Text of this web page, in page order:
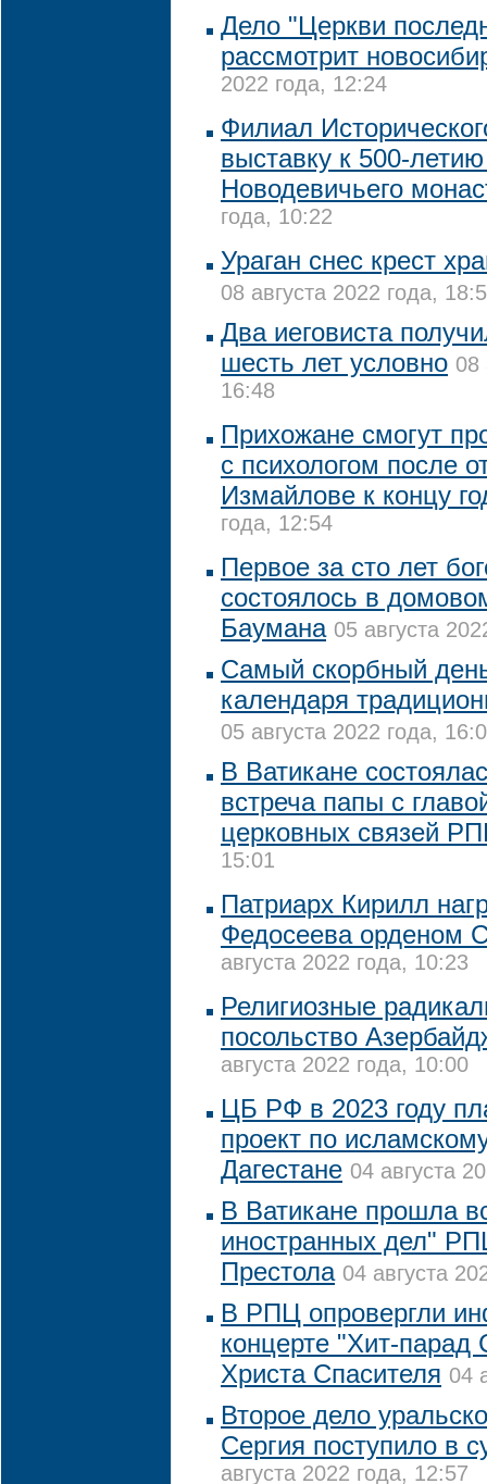
Дело "Церкви
рассмотрит
2022 года, 12:24
Филиал
выставку к 500-
Новодевичьего
года, 10:22
Ураган снес крест
08 августа 2022 года,
Два иеговиста
шесть лет условно 08
16:48
Прихожане смогут
с психологом после
Измайлове к концу
года, 12:54
Первое за сто лет
состоялось в
Баумана 05 августа
Самый скорбный
календаря
05 августа 2022 года,
В Ватикане
встреча папы с
церковных связей
15:01
Патриарх Кирилл
Федосеева орденом
августа 2022 года, 10:23
Религиозные
посольство
августа 2022 года, 10:00
ЦБ РФ в 2023 году
проект по
Дагестане 04 августа
В Ватикане прошла
иностранных дел"
Престола 04 августа
В РПЦ опровергли
концерте "Хит-
Христа Спасителя 04
Второе дело
Сергия поступило в
августа 2022 года, 12:57